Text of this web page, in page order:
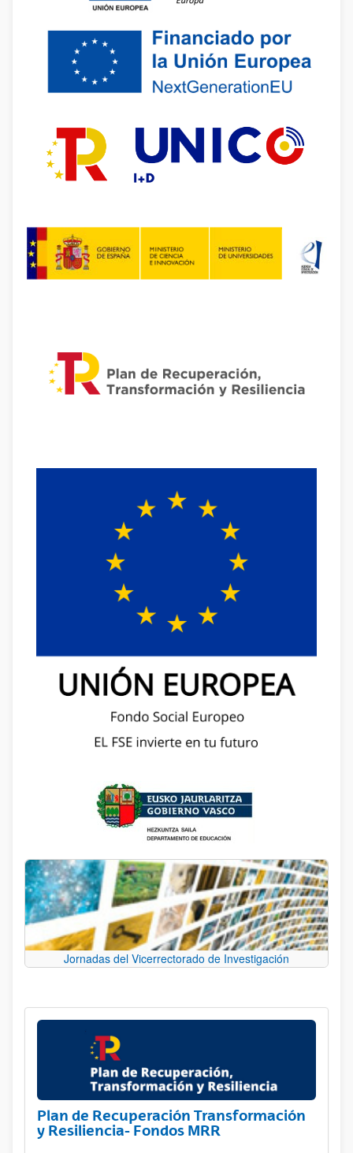
Jornadas del Vicerrectorado de Investigación
Plan de Recuperación Transformación
y Resiliencia- Fondos MRR